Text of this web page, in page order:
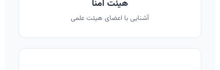
هیئت امنا
آشنایی با اعضای هیئت علمی